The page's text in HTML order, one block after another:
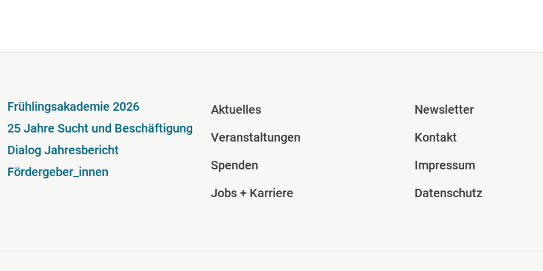
Fußzeile
Frühlingsakademie 2026
25 Jahre Sucht und Beschäftigung
Dialog Jahresbericht
Fördergeber_innen
Fusszeile Spalte 2
Aktuelles
Veranstaltungen
Spenden
Jobs + Karriere
Fusszeile
Newsletter
Kontakt
Impressum
Datenschutz